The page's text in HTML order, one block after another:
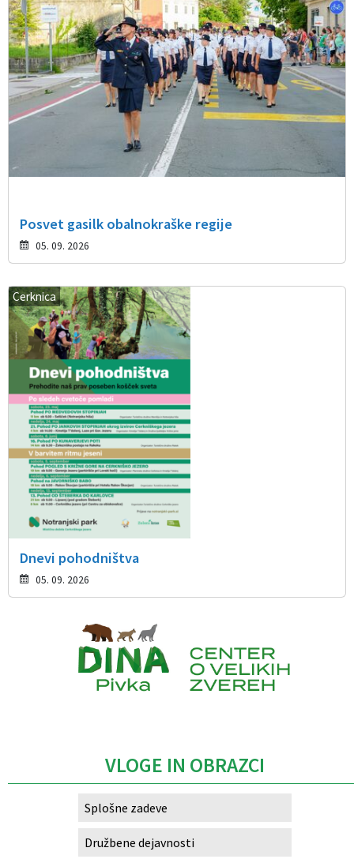
Posvet gasilk obalnokraške regije
05. 09. 2026
Cerknica
Dnevi pohodništva
05. 09. 2026
VLOGE IN OBRAZCI
Splošne zadeve
Družbene dejavnosti